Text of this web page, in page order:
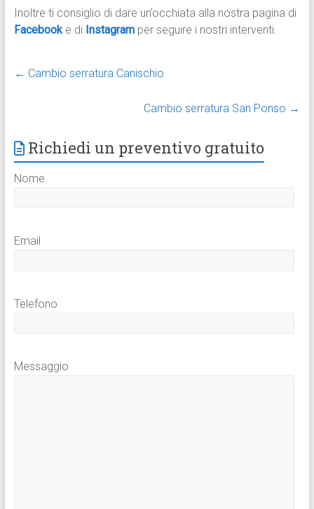
Inoltre ti consiglio di dare un’occhiata alla nostra pagina di
Facebook e di Instagram per seguire i nostri interventi.
← Cambio serratura Canischio
Cambio serratura San Ponso →
Richiedi un preventivo gratuito
Nome
Email
Telefono
Messaggio